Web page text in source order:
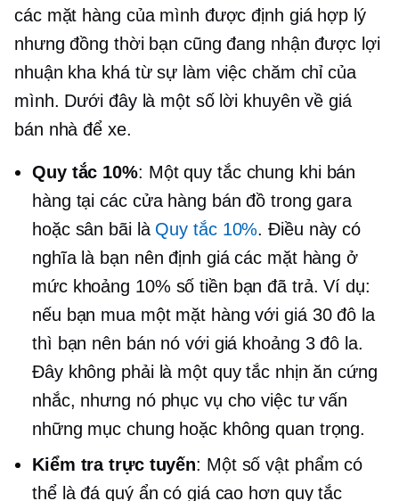
các mặt hàng của mình được định giá hợp lý
nhưng đồng thời bạn cũng đang nhận được lợi
nhuận kha khá từ sự làm việc chăm chỉ của
mình. Dưới đây là một số lời khuyên về giá
bán nhà để xe.
Quy tắc 10%: Một quy tắc chung khi bán
hàng tại các cửa hàng bán đồ trong gara
hoặc sân bãi là Quy tắc 10%. Điều này có
nghĩa là bạn nên định giá các mặt hàng ở
mức khoảng 10% số tiền bạn đã trả. Ví dụ:
nếu bạn mua một mặt hàng với giá 30 đô la
thì bạn nên bán nó với giá khoảng 3 đô la.
Đây không phải là một quy tắc nhịn ăn cứng
nhắc, nhưng nó phục vụ cho việc tư vấn
những mục chung hoặc không quan trọng.
Kiểm tra trực tuyến: Một số vật phẩm có
thể là đá quý ẩn có giá cao hơn quy tắc